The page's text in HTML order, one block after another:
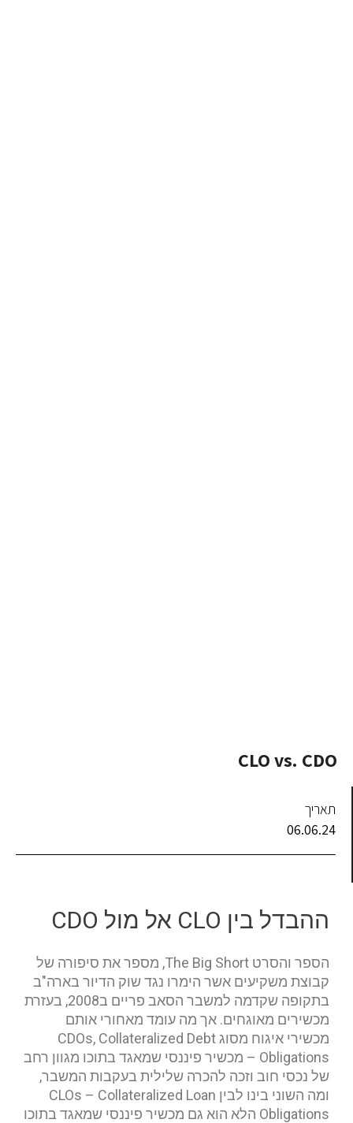
CLO vs. CDO
תאריך
06.06.24
ההבדל בין CLO אל מול CDO
הספר והסרט The Big Short, מספר את סיפורה של
קבוצת משקיעים אשר הימרו נגד שוק הדיור בארה"ב
בתקופה שקדמה למשבר הסאב פריים ב2008, בעזרת
מכשירים מאוגחים. אך מה עומד מאחורי אותם
מכשירי איגוח מסוג CDOs, Collateralized Debt
Obligations – מכשיר פיננסי שמאגד בתוכו מגוון רחב
של נכסי חוב וזכה להכרה שלילית בעקבות המשבר,
ומה השוני בינו לבין CLOs – Collateralized Loan
Obligations הלא הוא גם מכשיר פיננסי שמאגד בתוכו